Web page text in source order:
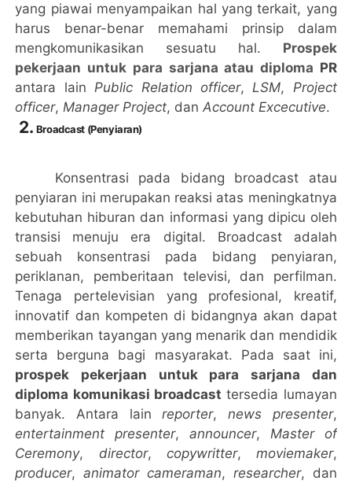
yang piawai menyampaikan hal yang terkait, yang
harus benar-benar memahami prinsip dalam
mengkomunikasikan sesuatu hal. Prospek
pekerjaan untuk para sarjana atau diploma PR
antara lainPublic Relation officer,LSM, Project
officer,Manager Project, danAccount Excecutive.
2. Broadcast (Penyiaran)
Konsentrasi pada bidang broadcast atau
penyiaran ini merupakan reaksi atas meningkatnya
kebutuhan hiburan dan informasi yang dipicu oleh
transisi menuju era digital. Broadcast adalah
sebuah konsentrasi pada bidang penyiaran,
periklanan, pemberitaan televisi, dan perfilman.
Tenaga pertelevisian yang profesional, kreatif,
innovatif dan kompeten di bidangnya akan dapat
memberikan tayangan yang menarik dan mendidik
serta berguna bagi masyarakat. Pada saat ini,
prospek pekerjaan untuk para sarjana dan
diploma komunikasi broadcast tersedia lumayan
banyak. Antara lainreporter, news presenter,
entertainment presenter,announcer, Master of
Ceremony, director, copywritter, moviemaker,
producer,animator cameraman, researcher, dan